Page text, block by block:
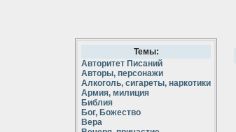
Темы:
Авторитет Писаний
Авторы, персонажи
Алкоголь, сигареты, наркотики
Армия, милиция
Библия
Бог, Божество
Вера